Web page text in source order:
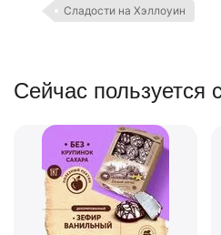
Сладости на Хэллоуин
Сейчас пользуется